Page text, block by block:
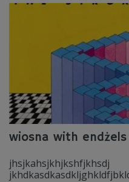
wiosna with endżels
jhsjkahsjkhjkshfjkhsdj